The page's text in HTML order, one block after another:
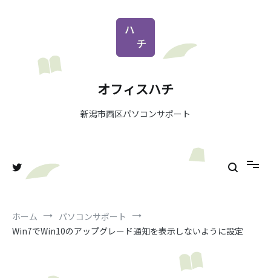
オフィスハチ
新潟市西区パソコンサポート
ホーム
パソコンサポート
Win7でWin10のアップグレード通知を表示しないように設定